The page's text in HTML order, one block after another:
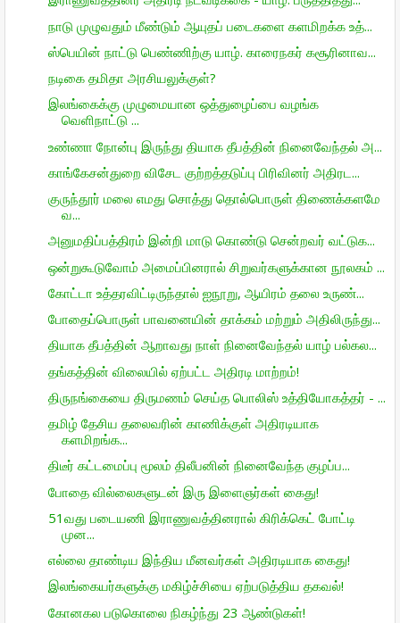
நாடு முழுவதும் மீண்டும் ஆயுதப் படைகளை களமிறக்க உத்...
ஸ்பெயின் நாட்டு பெண்ணிற்கு யாழ். காரைநகர் கசூரினாவ...
நடிகை தமிதா அரசியலுக்குள்?
இலங்கைக்கு முழுமையான ஒத்துழைப்பை வழங்க
வெளிநாட்டு ...
உண்ணா நோன்பு இருந்து தியாக தீபத்தின் நினைவேந்தல் அ...
காங்கேசன்துறை விசேட குற்றத்தடுப்பு பிரிவினர் அதிரட...
குருந்தூர் மலை எமது சொத்து தொல்பொருள் திணைக்களமே
வ...
அனுமதிப்பத்திரம் இன்றி மாடு கொண்டு சென்றவர் வட்டுக...
ஒன்றுகூடுவோம் அமைப்பினரால் சிறுவர்களுக்கான நூலகம் ...
கோட்டா உத்தரவிட்டிருந்தால் ஐநூறு, ஆயிரம் தலை உருண்...
போதைப்பொருள் பாவனையின் தாக்கம் மற்றும் அதிலிருந்து...
தியாக தீபத்தின் ஆறாவது நாள் நினைவேந்தல் யாழ் பல்கல...
தங்கத்தின் விலையில் ஏற்பட்ட அதிரடி மாற்றம்!
திருநங்கையை திருமணம் செய்த பொலிஸ் உத்தியோகத்தர் - ...
தமிழ் தேசிய தலைவரின் காணிக்குள் அதிரடியாக
களமிறங்க...
திடீர் கட்டமைப்பு மூலம் திலீபனின் நினைவேந்த குழப்ப...
போதை வில்லைகளுடன் இரு இளைஞர்கள் கைது!
51வது படையணி இராணுவத்தினரால் கிரிக்கெட் போட்டி
முன...
எல்லை தாண்டிய இந்திய மீனவர்கள் அதிரடியாக கைது!
இலங்கையர்களுக்கு மகிழ்ச்சியை ஏற்படுத்திய தகவல்!
கோனகல படுகொலை நிகழ்ந்து 23 ஆண்டுகள்!